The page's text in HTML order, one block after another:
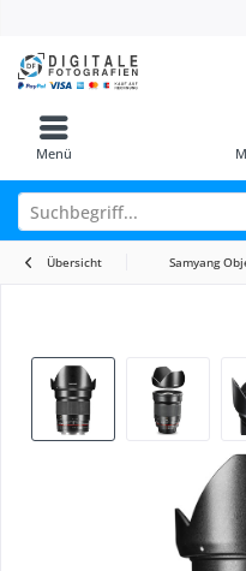
Menü
Übersicht Samyang